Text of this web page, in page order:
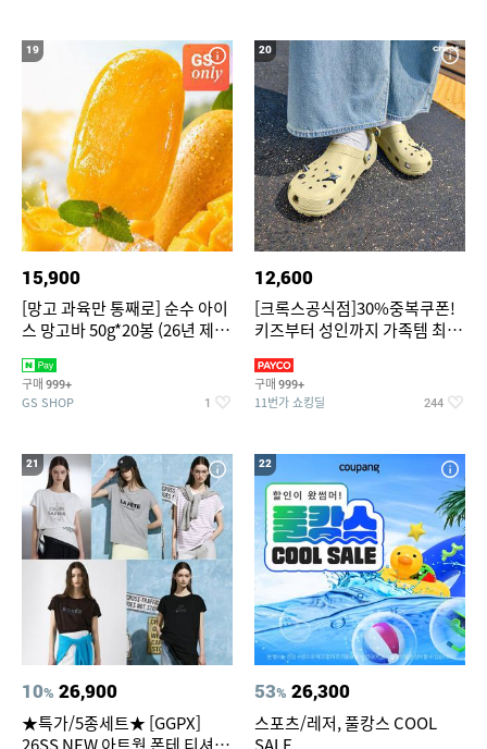
19
15,900
[망고 과육만 통째로] 순수 아이
스 망고바 50g*20봉 (26년 제
구매 999+
GS SHOP 1
20
12,600
[크록스공식점]30%중복쿠폰!
키즈부터 성인까지 가족템 최대
구매 999+
11번가 쇼킹딜 244
21
10% 26,900
★특가/5종세트★ [GGPX]
22
53% 26,300
스포츠/레저, 풀캉스 COOL